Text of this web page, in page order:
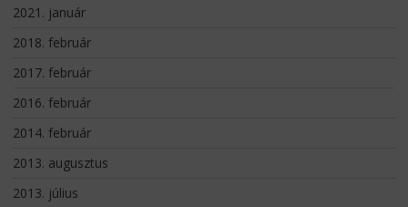
2021. január
2018. február
2017. február
2016. február
2014. február
2013. augusztus
2013. július